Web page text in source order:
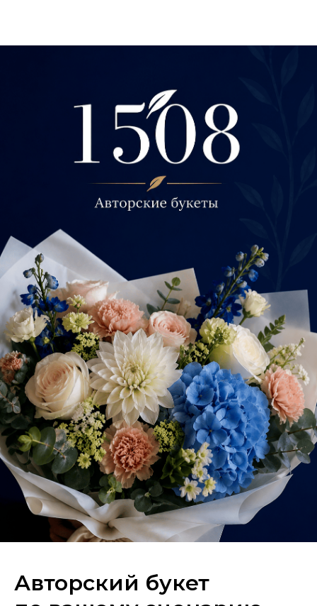
Букет с гортензией и пионами
арт187
3700 р.
Out of stock
гортензия, хризантема бигуди , кустовая хризантема, Роза
французская , диантус , Роза кустовая, нерине , эвкалипт, маттиола
Авторский букет